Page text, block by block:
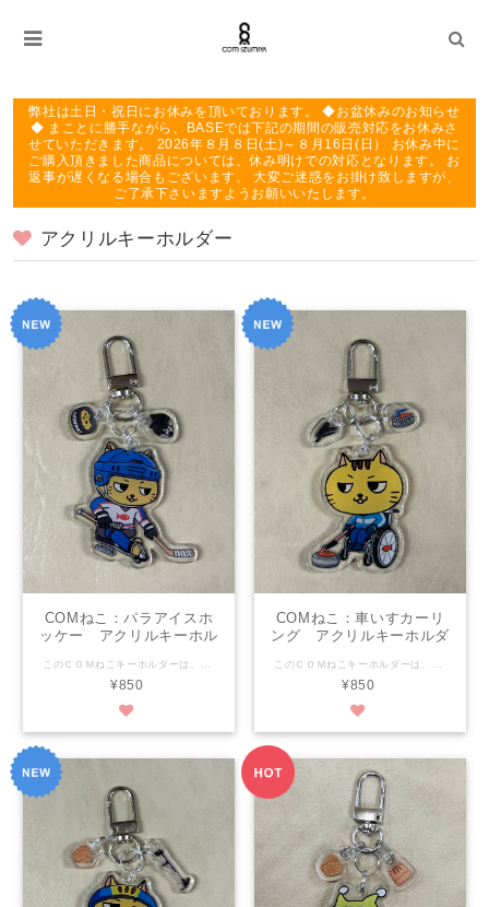
弊社は土日・祝日にお休みを頂いております。 ◆お盆休みのお知らせ
◆ まことに勝手ながら、BASEでは下記の期間の販売対応をお休みさ
せていただきます。 2026年８月８日(土)～８月16日(日） お休み中に
ご購入頂きました商品については、休み明けでの対応となります。 お
返事が遅くなる場合もございます。 大変ご迷惑をお掛け致しますが、
ご了承下さいますようお願いいたします。
アクリルキーホルダー
COMねこ：パラアイスホ
ッケー アクリルキーホル
¥850
COMねこ：車いすカーリ
ング アクリルキーホルダ
¥850